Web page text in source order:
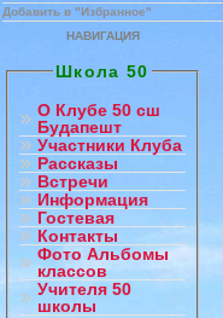
Добавить в "Избранное"
НАВИГАЦИЯ
Школа 50
О Клубе 50 сш
Будапешт
Участники Клуба
Рассказы
Встречи
Информация
Гостевая
Контакты
Фото Альбомы
классов
Учителя 50
школы